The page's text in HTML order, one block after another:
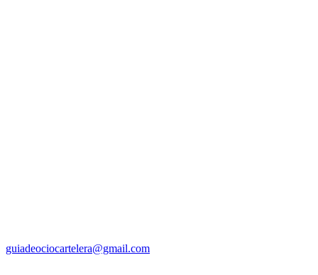
guiadeociocartelera@gmail.com